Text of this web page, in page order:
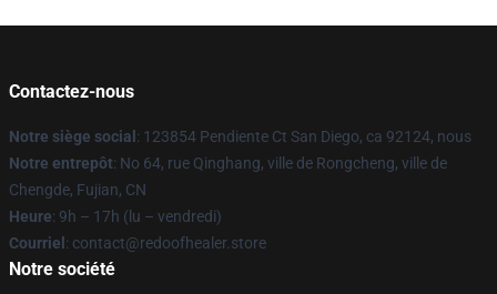
Contactez-nous
Notre siège social : 123854 Pendiente Ct San Diego, ca 92124, nous
Notre entrepôt: No 64, rue Qinghang, ville de Rongcheng, ville de
Chengde, Fujian, CN
Heure: 9h – 17h (lu – vendredi)
Courriel : contact@redoofhealer.store
Notre société